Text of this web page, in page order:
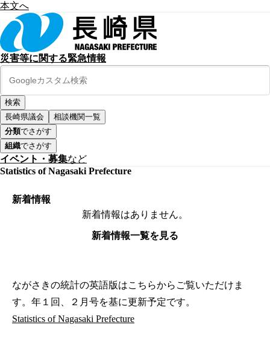
本文へ
災害等に関する緊急情報
長崎県議会
相談機関一覧
分類でさがす
組織でさがす
イベント・募集など
Statistics of Nagasaki Prefecture
新着情報
新着情報はありません。
新着情報一覧を見る
ながさきの統計の英語版はこちらからご覧いただけま
す。年１回、２月号を基に更新予定です。
Statistics of Nagasaki Prefecture